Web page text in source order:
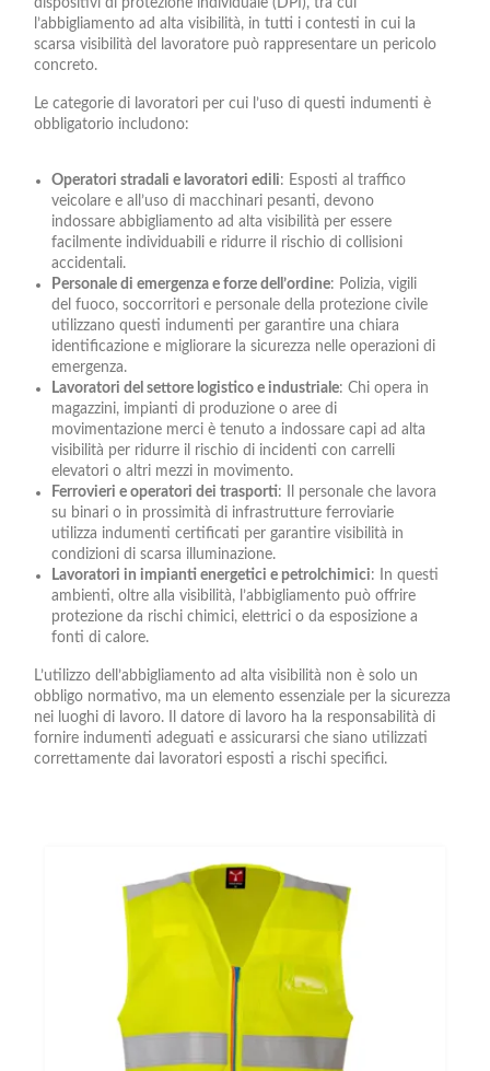
dispositivi di protezione individuale (DPI), tra cui
l’abbigliamento ad alta visibilità, in tutti i contesti in cui la
scarsa visibilità del lavoratore può rappresentare un pericolo
concreto.
Le categorie di lavoratori per cui l’uso di questi indumenti è
obbligatorio includono:
Operatori stradali e lavoratori edili: Esposti al traffico
veicolare e all’uso di macchinari pesanti, devono
indossare abbigliamento ad alta visibilità per essere
facilmente individuabili e ridurre il rischio di collisioni
accidentali.
Personale di emergenza e forze dell’ordine: Polizia, vigili
del fuoco, soccorritori e personale della protezione civile
utilizzano questi indumenti per garantire una chiara
identificazione e migliorare la sicurezza nelle operazioni di
emergenza.
Lavoratori del settore logistico e industriale: Chi opera in
magazzini, impianti di produzione o aree di
movimentazione merci è tenuto a indossare capi ad alta
visibilità per ridurre il rischio di incidenti con carrelli
elevatori o altri mezzi in movimento.
Ferrovieri e operatori dei trasporti: Il personale che lavora
su binari o in prossimità di infrastrutture ferroviarie
utilizza indumenti certificati per garantire visibilità in
condizioni di scarsa illuminazione.
Lavoratori in impianti energetici e petrolchimici: In questi
ambienti, oltre alla visibilità, l’abbigliamento può offrire
protezione da rischi chimici, elettrici o da esposizione a
fonti di calore.
L’utilizzo dell’abbigliamento ad alta visibilità non è solo un
obbligo normativo, ma un elemento essenziale per la sicurezza
nei luoghi di lavoro. Il datore di lavoro ha la responsabilità di
fornire indumenti adeguati e assicurarsi che siano utilizzati
correttamente dai lavoratori esposti a rischi specifici.